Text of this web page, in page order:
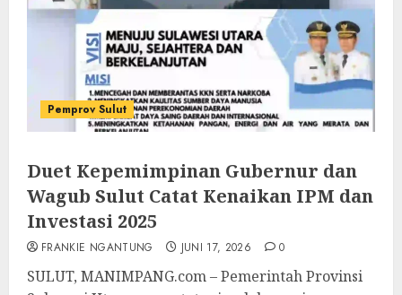
Pemprov Sulut
Duet Kepemimpinan Gubernur dan
Wagub Sulut Catat Kenaikan IPM dan
Investasi 2025
FRANKIE NGANTUNG JUNI 17, 2026 0
SULUT, MANIMPANG.com – Pemerintah Provinsi